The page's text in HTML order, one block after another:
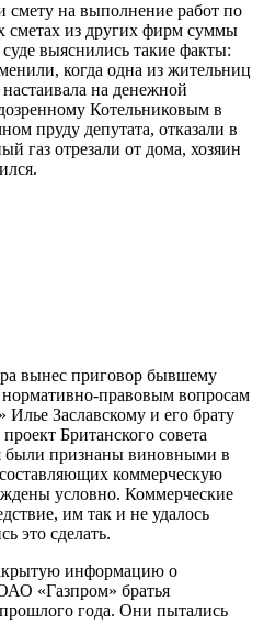
смету на выполнение работ по
сметах из других фирм суммы
выяснились такие факты:
когда одна из жительниц
настаивала на денежной
Котельниковым в
пруду депутата, отказали в
газ отрезали от дома, хозяин
вынес приговор бывшему
нормативно-правовым вопросам
Заславскому и его брату
Британского совета
были признаны виновными в
коммерческую
условно. Коммерческие
им так и не удалось
это сделать.
информацию о
«Газпром» братья
года. Они пытались